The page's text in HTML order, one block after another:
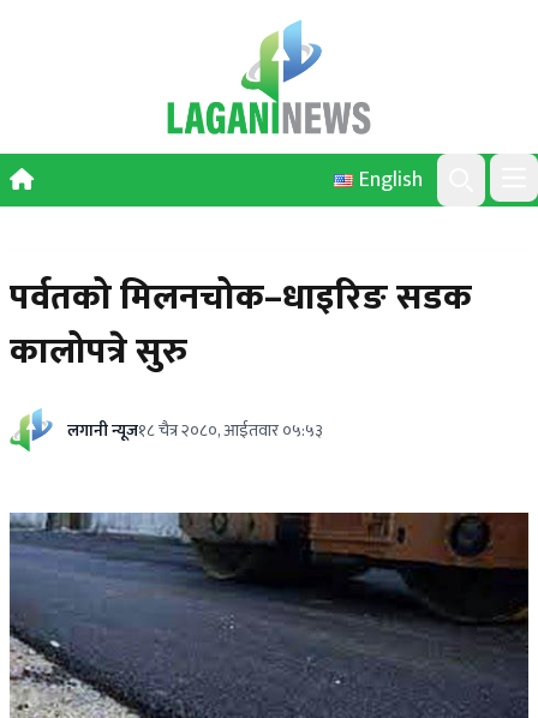
English
Search
पर्वतको मिलनचोक–धाइरिङ सडक
कालोपत्रे सुरु
लगानी न्यूज१८ चैत्र २०८०, आईतवार ०५:५३